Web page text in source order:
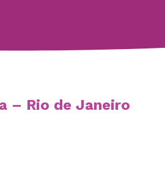
– Rio de Janeiro